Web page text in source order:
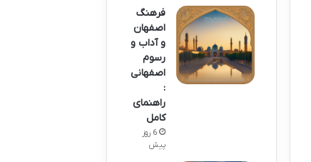
فرهنگ
اصفهان
و آداب و
رسوم
اصفهانی
:
راهنمای
کامل
6 روز
پیش